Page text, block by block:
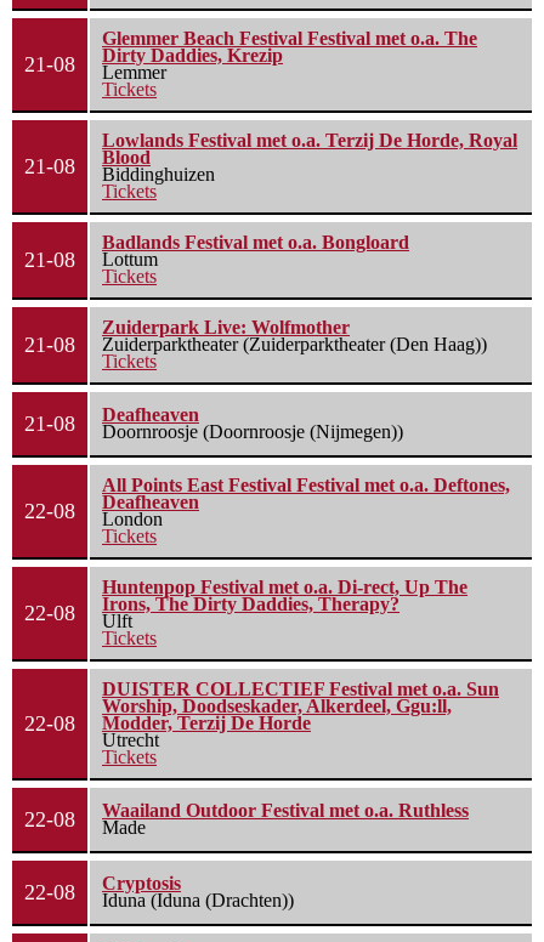
21-08
Glemmer Beach Festival Festival met o.a. The
Dirty Daddies, Krezip
Lemmer
Tickets
21-08
Lowlands Festival met o.a. Terzij De Horde, Royal
Blood
Biddinghuizen
Tickets
21-08
Badlands Festival met o.a. Bongloard
Lottum
Tickets
21-08
Zuiderpark Live: Wolfmother
Zuiderparktheater (Zuiderparktheater (Den Haag))
Tickets
21-08
Deafheaven
Doornroosje (Doornroosje (Nijmegen))
22-08
All Points East Festival Festival met o.a. Deftones,
Deafheaven
London
Tickets
22-08
Huntenpop Festival met o.a. Di-rect, Up The
Irons, The Dirty Daddies, Therapy?
Ulft
Tickets
22-08
DUISTER COLLECTIEF Festival met o.a. Sun
Worship, Doodseskader, Alkerdeel, Ggu:ll,
Modder, Terzij De Horde
Utrecht
Tickets
22-08
Waailand Outdoor Festival met o.a. Ruthless
Made
22-08
Cryptosis
Iduna (Iduna (Drachten))